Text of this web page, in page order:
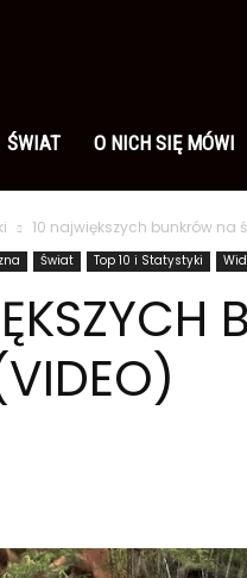
ŚWIAT O NICH SIĘ MÓWI
10 największych bunkrów na
Świat Top 10 i Statystyki